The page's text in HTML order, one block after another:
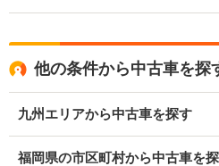
他の条件から中古車を探
九州エリアから中古車を探す
福岡県の市区町村から中古車を